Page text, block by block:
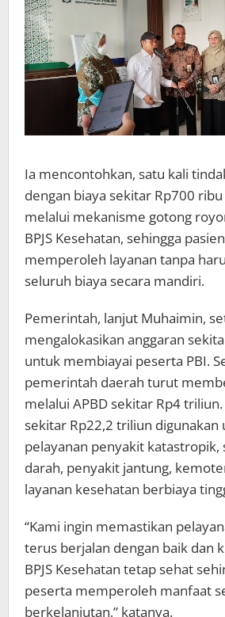
Ia mencontohkan, satu kali
dengan biaya sekitar Rp700
melalui mekanisme gotong
BPJS Kesehatan, sehingga
memperoleh layanan tanpa
seluruh biaya secara mandiri.
Pemerintah, lanjut Muhaimin,
mengalokasikan anggaran
untuk membiayai peserta PBI.
pemerintah daerah turut
melalui APBD sekitar Rp4
sekitar Rp22,2 triliun
pelayanan penyakit katastropik,
darah, penyakit jantung,
layanan kesehatan berbiaya
“Kami ingin memastikan
terus berjalan dengan baik dan
BPJS Kesehatan tetap sehat
peserta memperoleh manfaat
berkelanjutan,” katanya.